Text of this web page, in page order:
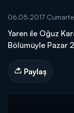
06.05.2017
Yaren ile Oğuz
Bölümüyle Pazar
Paylaş